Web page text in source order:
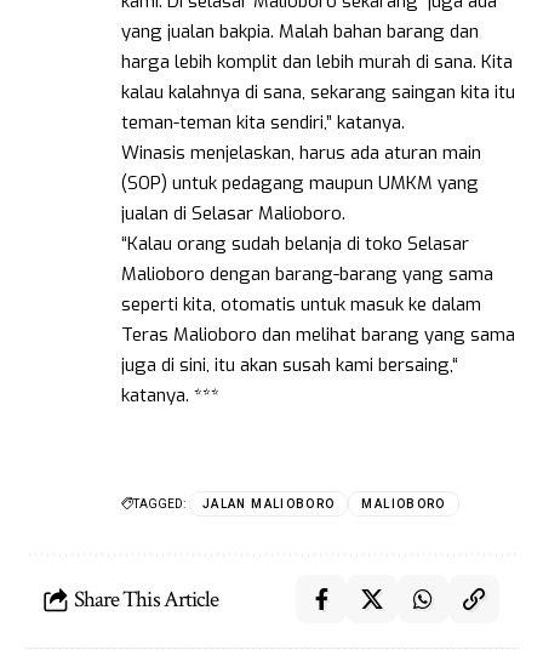
yang jualan bakpia. Malah bahan barang dan
harga lebih komplit dan lebih murah di sana. Kita
kalau kalahnya di sana, sekarang saingan kita itu
teman-teman kita sendiri,” katanya.
Winasis menjelaskan, harus ada aturan main
(SOP) untuk pedagang maupun UMKM yang
jualan di Selasar Malioboro.
“Kalau orang sudah belanja di toko Selasar
Malioboro dengan barang-barang yang sama
seperti kita, otomatis untuk masuk ke dalam
Teras Malioboro dan melihat barang yang sama
juga di sini, itu akan susah kami bersaing,“
katanya. ***
TAGGED: JALAN MALIOBORO MALIOBORO
Share This Article